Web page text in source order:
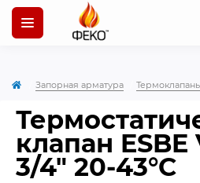
Запорная арматура
клапан ESBE
3/4″ 20-43°С